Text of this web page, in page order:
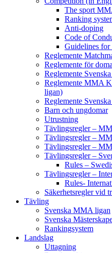
The sport
Ranking
Anti-doping
Code of
Guidelines
Reglemente
Reglemente för
Reglemente
Reglemente MMA
ligan)
Reglemente
Barn och ungdomar
Utrustning
Tävlingsregler –
Tävlingsregler –
Tävlingsregler –
Tävlingsregler –
Rules –
Tävlingsregler –
Rules-
Säkerhetsregler vid
Tävling
Svenska MMA ligan
Svenska
Rankingsystem
Landslag
Uttagning